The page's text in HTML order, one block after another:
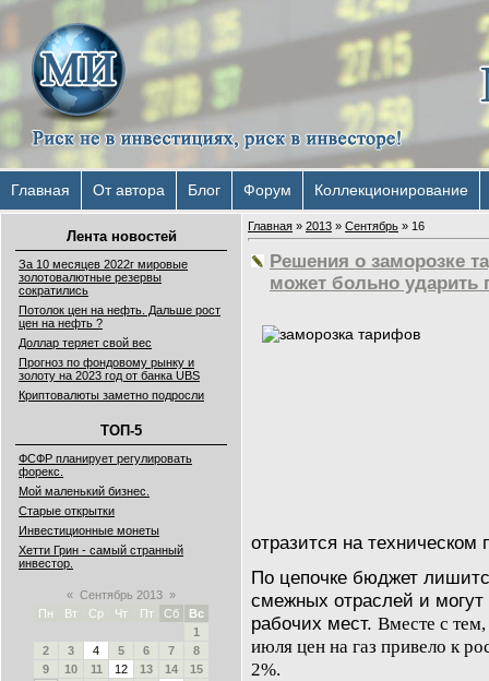
Главная От автора Блог Форум Коллекционирование
Лента новостей
За 10 месяцев 2022г мировые
золотовалютные резервы
сократились
Потолок цен на нефть. Дальше рост
цен на нефть ?
Доллар теряет свой вес
Прогноз по фондовому рынку и
золоту на 2023 год от банка UBS
Криптовалюты заметно подросли
ТОП-5
ФСФР планирует регулировать
форекс.
Мой маленький бизнес.
Старые открытки
Инвестиционные монеты
Хетти Грин - самый странный
инвестор.
« Сентябрь 2013 »
Пн
Вт Ср Чт Пт Сб
Вс
1
2
3 4 5 6 7
8
9
10 11 12 13 14
15
Главная » 2013 » Сентябрь » 16
Решения о заморозке
может больно ударить
отразится на техническом
По цепочке бюджет
смежных отраслей и
рабочих мест. Вместе с
июля цен на газ привело к
2%.